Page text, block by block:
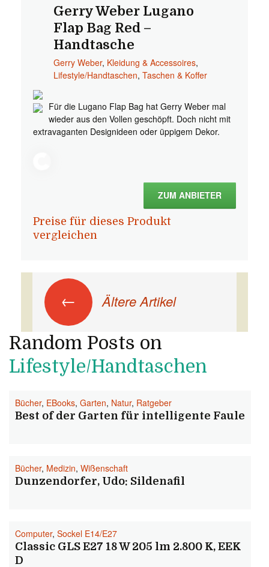
Gerry Weber Lugano
Flap Bag Red –
Handtasche
Gerry Weber, Kleidung & Accessoires,
Lifestyle/Handtaschen, Taschen & Koffer
Für die Lugano Flap Bag hat Gerry Weber mal
wieder aus den Vollen geschöpft. Doch nicht mit
extravaganten Designideen oder üppigem Dekor.
ZUM ANBIETER
Preise für dieses Produkt
vergleichen
Beitrags-Navigation
← Ältere Artikel
Random Posts on
Lifestyle/Handtaschen
Bücher, EBooks, Garten, Natur, Ratgeber
Best of der Garten für intelligente Faule
Bücher, Medizin, Wißenschaft
Dunzendorfer, Udo: Sildenafil
Computer, Sockel E14/E27
Classic GLS E27 18 W 205 lm 2.800 K, EEK
D